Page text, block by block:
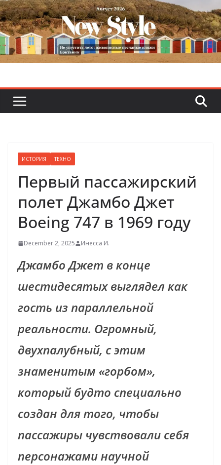
Skip
to
content
ИСТОРИЯ ТЕХНО
Первый пассажирский
полет Джамбо Джет
Boeing 747 в 1969 году
December 2, 2025 Инесса И.
Джамбо Джет в конце
шестидесятых выглядел как
гость из параллельной
реальности. Огромный,
двухпалубный, с этим
знаменитым «горбом»,
который будто специально
создан для того, чтобы
пассажиры чувствовали себя
персонажами научной